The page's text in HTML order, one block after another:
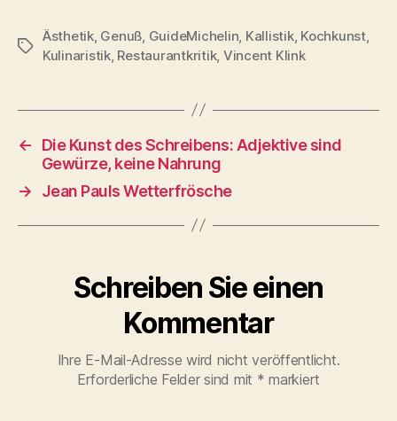
Schlagwörter
Ästhetik, Genuß GuideMichelin Kallistik, Kochkunst,
Kulinaristik, Restaurantkritik, Vincent Klink
←
Die Kunst des Schreibens: Adjektive sind
Gewürze, keine Nahrung
→
Jean Pauls Wetterfrösche
Schreiben Sie einen
Kommentar
Ihre E-Mail-Adresse wird nicht veröffentlicht.
Erforderliche Felder sind mit * markiert